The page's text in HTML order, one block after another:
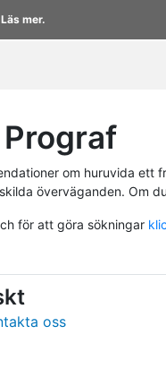
Läs mer.
om huruvida
överväganden. Om
för att göra sökningar
oss